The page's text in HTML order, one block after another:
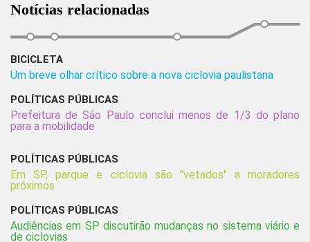
Notícias relacionadas
BICICLETA
Um breve olhar crítico sobre a nova ciclovia paulistana
POLÍTICAS PÚBLICAS
Prefeitura de São Paulo conclui menos de 1/3 do plano
para a mobilidade
POLÍTICAS PÚBLICAS
Em SP, parque e ciclovia são "vetados" a moradores
próximos
POLÍTICAS PÚBLICAS
Audiências em SP discutirão mudanças no sistema viário e
de ciclovias